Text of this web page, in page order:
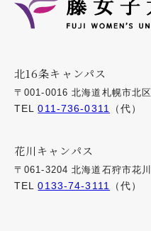
北16条キャンパス
〒001-0016 北海道札幌市北
TEL011-736-0311 （代）
花川キャンパス
〒061-3204 北海道石狩市花
TEL0133-74-3111 （代）